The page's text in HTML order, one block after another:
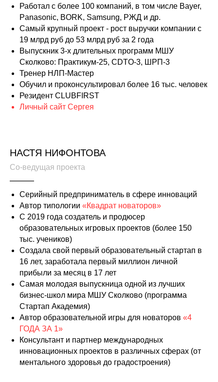
Работал с более 100 компаний, в том числе Bayer,
Panasonic, BORK, Samsung, РЖД и др.
Самый крупный проект - рост выручки компании с
19 млрд руб до 53 млрд руб за 2 года
Выпускник 3-х длительных программ МШУ
Сколково: Практикум-25, CDTO-3, ШРП-3
Тренер НЛП-Мастер
Обучил и проконсультировал более 16 тыс. человек
Резидент CLUBFIRST
Личный сайт Сергея
НАСТЯ НИФОНТОВА
Со-ведущая проекта
Серийный предприниматель в сфере инноваций
Автор типологии «Квадрат новаторов»
С 2019 года создатель и продюсер
образовательных игровых проектов (более 150
тыс. учеников)
Создала свой первый образовательный стартап в
16 лет, заработала первый миллион личной
прибыли за месяц в 17 лет
Самая молодая выпускница одной из лучших
бизнес-школ мира МШУ Сколково (программа
Стартап Академия)
Автор образовательной игры для новаторов «4
ГОДА ЗА 1»
Консультант и партнер международных
инновационных проектов в различных сферах (от
ментального здоровья до градостроения)